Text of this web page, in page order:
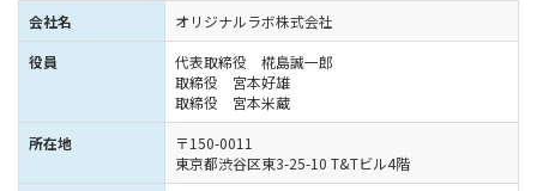
会社名
オリジナルラボ株式会社
役員
代表取締役 椛島誠一郎
取締役 宮本好雄
取締役 宮本米蔵
所在地
〒150-0011
東京都渋谷区東3-25-10 T&Tビル4階